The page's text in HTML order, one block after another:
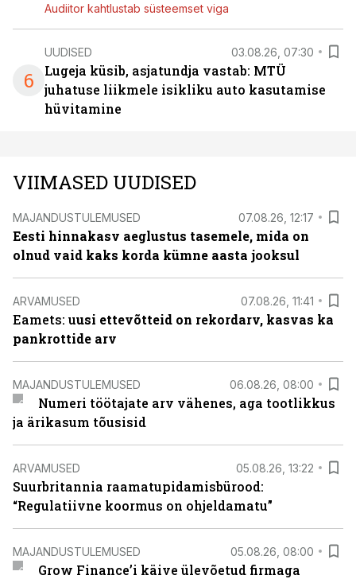
Audiitor kahtlustab süsteemset viga
6
UUDISED 03.08.26, 07:30
Lugeja küsib, asjatundja vastab: MTÜ
juhatuse liikmele isikliku auto kasutamise
hüvitamine
VIIMASED UUDISED
MAJANDUSTULEMUSED 07.08.26, 12:17
Eesti hinnakasv aeglustus tasemele, mida on
olnud vaid kaks korda kümne aasta jooksul
ARVAMUSED 07.08.26, 11:41
Eamets: uusi ettevõtteid on rekordarv, kasvas ka
pankrottide arv
MAJANDUSTULEMUSED 06.08.26, 08:00
Numeri töötajate arv vähenes, aga tootlikkus
ja ärikasum tõusisid
ARVAMUSED 05.08.26, 13:22
Suurbritannia raamatupidamisbürood:
“Regulatiivne koormus on ohjeldamatu”
MAJANDUSTULEMUSED 05.08.26, 08:00
Grow Finance’i käive ülevõetud firmaga